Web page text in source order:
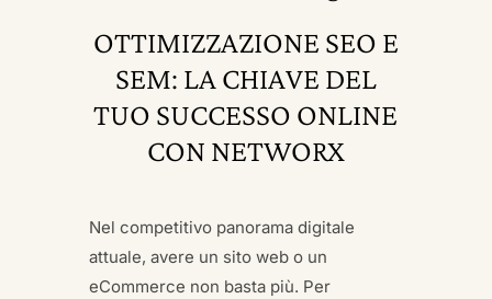
OTTIMIZZAZIONE SEO E
SEM: LA CHIAVE DEL
TUO SUCCESSO ONLINE
CON NETWORX
Nel competitivo panorama digitale
attuale, avere un sito web o un
eCommerce non basta più. Per